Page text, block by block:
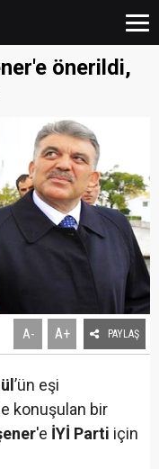
önerildi,
A- A+ PAYLAŞ
’ün eşi
konuşulan bir
'e İYİ Parti için